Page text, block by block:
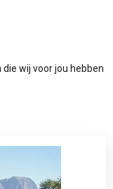
wij voor jou hebben